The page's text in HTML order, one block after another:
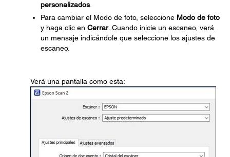
personalizados
Para cambiar el Modo de foto, seleccione Modo de foto
y haga clic en Cerrar. Cuando inicie un escaneo, verá
un mensaje indicándole que seleccione los ajustes de
escaneo.
Verá una pantalla como esta: